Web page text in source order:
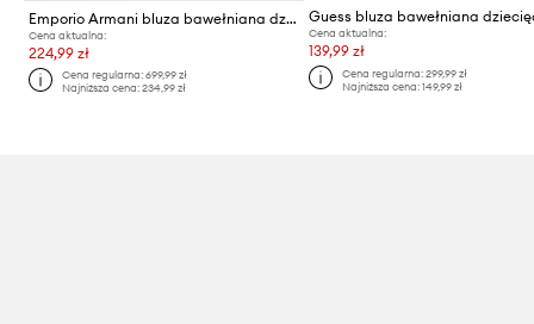
Emporio Armani bluza bawełniana dziecięca
Cena aktualna:
224,99 zł
Cena regularna:699,99 zł
Najniższa cena:234,99 zł
Guess bluza bawełniana
Cena aktualna:
139,99 zł
Cena regularna: 299,99 zł
Najniższa cena: 149,99 zł